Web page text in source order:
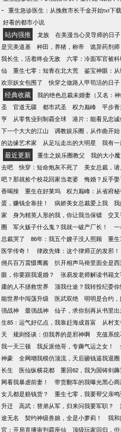
漏，开局十万
与犯罪精通，
有大墓，再
而来找到他的
- 重生急诊医生：从挽救市长千金开始txt下载
好看的都市小说
站内强推 龙族 在美漫当心灵导师的日子
是完美道基
种田，养猪，称帝 诡异药剂
我长生，活着终会无敌
六零：冷面军官被
仙
重生七零：知青在北大荒 鉴宝神眼：
欢宗妖女包围了
快穿之做路人甲苟活的日子
经典收藏 我的绝色总裁未婚妻（又名：神
圣
官道无疆 都市武圣 权力巅峰 平步
亨
从零售业到制霸全球 港片：能看见忠
下一个大大的江山
调教娱乐圈，从作曲开始
的边缘艺术家
从足坛走出的大明星 我有
最近更新 重生之娱乐圈教父 我的大小
去吧
快穿：短命炮灰不死了 美女总裁，
吧？那就捡个校花回家当老婆
悔婚？反手娶
香喝辣
重生在好莱坞 权力巅峰：从省府
蛋，赚钱全靠挂！
病娇美女总裁爱上我
家
身为精英人形的我，你让我当保镖 交
圈
军火贩子什么鬼？我就一破产厂长！ 一
总裁哭了
86年：我五个嫂子没人照顾 重
医学传奇！
律政先锋：这个律师正的发邪！
佣兵百万震慑鹰酱
扒开相声马褂里面全是
眼，你要跟我退婚？
张易发老师解读书籍文
庸的人不拯救世界
顶我仕途？我转投纪委你
能世界中闯荡升级
医武双绝 明明是合约
强战神
最强战神 仙子，求你别再从书里出
生85：运气好亿点，我靠赶海成首富
从村
天
规则怪谈：但我养的是邪神啊 充值系
我一天三顿
我反派他哥，专薅气运之女！
神豪
全网嘲我模仿顶流，天后砸钱逼我退圈
长生
医仙纵横花都 重回62，我为国铸剑
网看我暴虐前妻！
带货翻车的我曝光黑心
女儿都是赔钱货？
重生七零，我要帮父亲
升迁
高武：替弟从军，归来问我要军职？
途无名
契约神级兽娘，全是小萝莉！ 我
官：开局直播审判霸座仙
顶级玩家回归，